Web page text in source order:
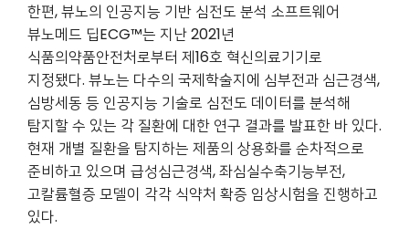
한편, 뷰노의 인공지능 기반 심전도 분석 소프트웨어
뷰노메드 딥ECG™는 지난 2021년
식품의약품안전처로부터 제16호 혁신의료기기로
지정됐다. 뷰노는 다수의 국제학술지에 심부전과 심근경색,
심방세동 등 인공지능 기술로 심전도 데이터를 분석해
탐지할 수 있는 각 질환에 대한 연구 결과를 발표한 바 있다.
현재 개별 질환을 탐지하는 제품의 상용화를 순차적으로
준비하고 있으며 급성심근경색, 좌심실수축기능부전,
고칼륨혈증 모델이 각각 식약처 확증 임상시험을 진행하고
있다.